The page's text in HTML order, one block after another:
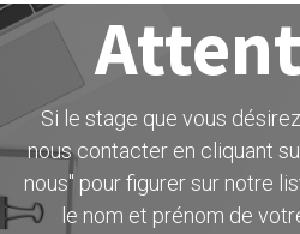
Si le stage que vous
nous contacter en cliquant
nous" pour figurer sur notre
le nom et prénom de